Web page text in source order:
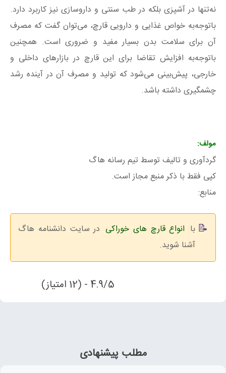
نه‌تنها در آشپزی بلکه در طب سنتی و داروسازی نیز کاربرد دارد.
باتوجه‌به خواص غذایی و دارویی قارچ، می‌توان گفت که مصرف
آن برای سلامت بدن بسیار مفید و ضروری است. همچنین
باتوجه‌به افزایش تقاضا برای این قارچ در بازارهای داخلی و
خارجی، پیش‌بینی می‌شود که تولید و مصرف آن در آینده رشد
چشمگیری داشته باشد.
مولف:
گردآوری و تالیف توسط تیم رسانه هاگ
کپی فقط با ذکر منبع مجاز است.
منابع:
با انواع قارچ های خوراکی در سایت دانشنامه هاگ
آشنا شوید.
4.9/5 - (12 امتیاز)
مطلب پیشنهادی